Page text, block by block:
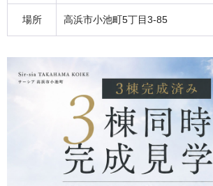
場所 高浜市小池町5丁目3-85